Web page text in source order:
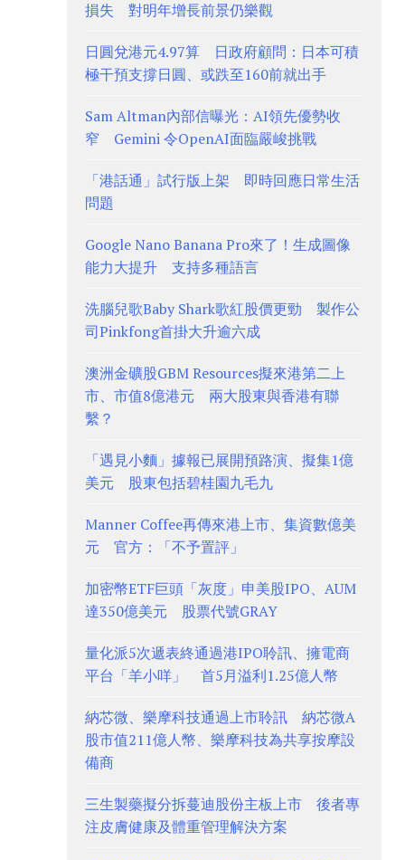
損失 對明年增長前景仍樂觀
日圓兌港元4.97算 日政府顧問：日本可積
極干預支撐日圓、或跌至160前就出手
Sam Altman內部信曝光：AI領先優勢收
窄 Gemini 令OpenAI面臨嚴峻挑戰
「港話通」試行版上架 即時回應日常生活
問題
Google Nano Banana Pro來了！生成圖像
能力大提升 支持多種語言
洗腦兒歌Baby Shark歌紅股價更勁 製作公
司Pinkfong首掛大升逾六成
澳洲金礦股GBM Resources擬來港第二上
市、市值8億港元 兩大股東與香港有聯
繫？
「遇見小麵」據報已展開預路演、擬集1億
美元 股東包括碧桂園九毛九
Manner Coffee再傳來港上市、集資數億美
元 官方：「不予置評」
加密幣ETF巨頭「灰度」申美股IPO、AUM
達350億美元 股票代號GRAY
量化派5次遞表終通過港IPO聆訊、擁電商
平台「羊小咩」 首5月溢利1.25億人幣
納芯微、樂摩科技通過上市聆訊 納芯微A
股市值211億人幣、樂摩科技為共享按摩設
備商
三生製藥擬分拆蔓迪股份主板上市 後者專
注皮膚健康及體重管理解決方案